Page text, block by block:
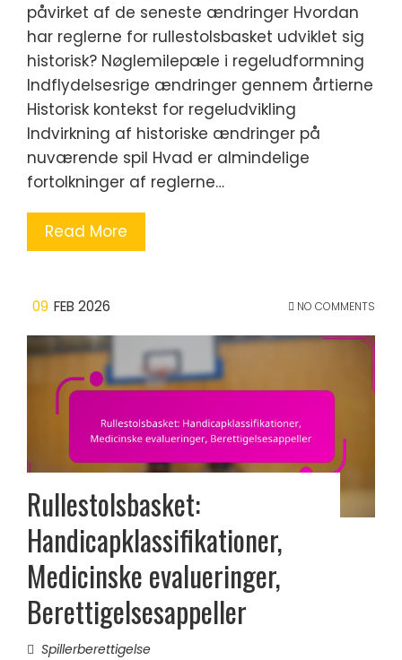
påvirket af de seneste ændringer Hvordan
har reglerne for rullestolsbasket udviklet sig
historisk? Nøglemilepæle i regeludformning
Indflydelsesrige ændringer gennem årtierne
Historisk kontekst for regeludvikling
Indvirkning af historiske ændringer på
nuværende spil Hvad er almindelige
fortolkninger af reglerne…
Read More
09 FEB 2026 NO COMMENTS
Rullestolsbasket:
Handicapklassifikationer,
Medicinske evalueringer,
Berettigelsesappeller
Spillerberettigelse